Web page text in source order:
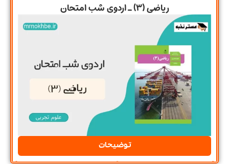
ریاضی (3) ـ اردوی شب امتحان
توضیحات